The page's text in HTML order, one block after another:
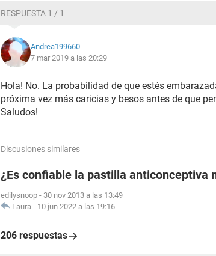
RESPUESTA 1 / 1
Andrea199660
7 mar 2019 a las 20:29
Hola! No. La probabilidad de que estés
próxima vez más caricias y besos antes de que
Saludos!
Discusiones similares
¿Es confiable la pastilla anticonceptiva
edilysnoop - 30 nov 2013 a las 13:49
Laura - 10 jun 2022 a las 19:16
206 respuestas